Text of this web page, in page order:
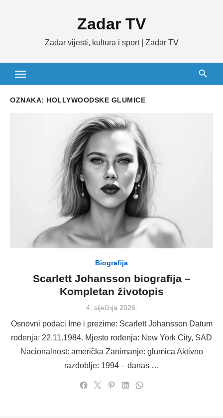
Zadar TV
Zadar vijesti, kultura i sport | Zadar TV
OZNAKA: HOLLYWOODSKE GLUMICE
Biografija
Scarlett Johansson biografija –
Kompletan životopis
Posted
4. siječnja 2026.
Osnovni podaci Ime i prezime: Scarlett Johansson Datum
rođenja: 22.11.1984. Mjesto rođenja: New York City, SAD
Nacionalnost: američka Zanimanje: glumica Aktivno
razdoblje: 1994 – danas …